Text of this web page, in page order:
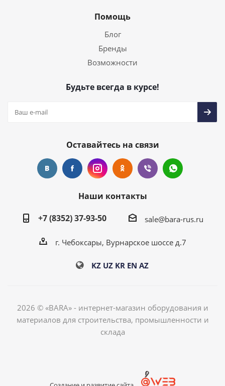
Помощь
Блог
Бренды
Возможности
Будьте всегда в курсе!
Оставайтесь на связи
Наши контакты
+7 (8352) 37-93-50
sale@bara-rus.ru
г. Чебоксары, Вурнарское шоссе д.7
KZ UZ KR EN AZ
2026 © «BARA» - интернет-магазин оборудования и
материалов для строительства, промышленности и
склада